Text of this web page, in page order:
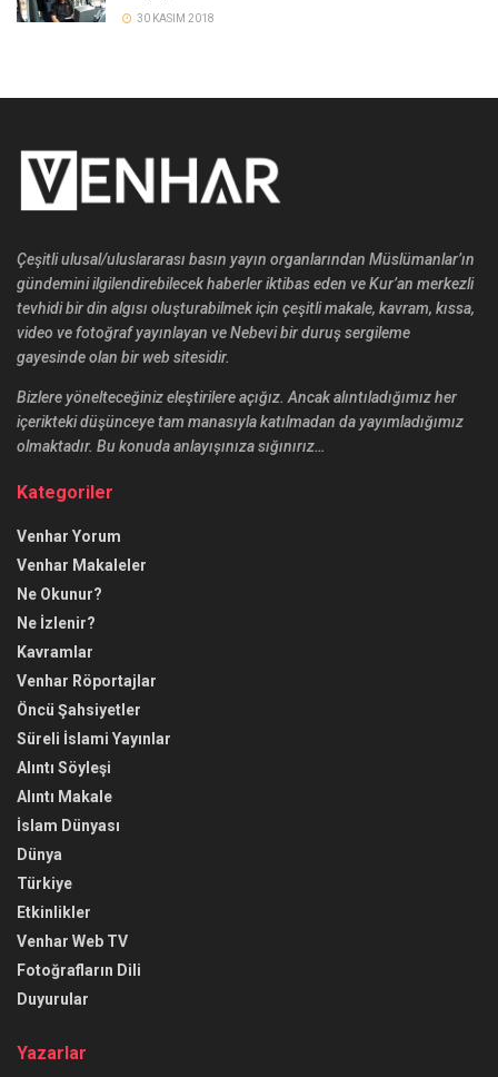
30 KASIM 2018
Çeşitli ulusal/uluslararası basın yayın organlarından Müslümanlar’ın
gündemini ilgilendirebilecek haberler iktibas eden ve Kur’an merkezli
tevhidi bir din algısı oluşturabilmek için çeşitli makale, kavram, kıssa,
video ve fotoğraf yayınlayan ve Nebevi bir duruş sergileme
gayesinde olan bir web sitesidir.
Bizlere yönelteceğiniz eleştirilere açığız. Ancak alıntıladığımız her
içerikteki düşünceye tam manasıyla katılmadan da yayımladığımız
olmaktadır. Bu konuda anlayışınıza sığınırız…
Kategoriler
Venhar Yorum
Venhar Makaleler
Ne Okunur?
Ne İzlenir?
Kavramlar
Venhar Röportajlar
Öncü Şahsiyetler
Süreli İslami Yayınlar
Alıntı Söyleşi
Alıntı Makale
İslam Dünyası
Dünya
Türkiye
Etkinlikler
Venhar Web TV
Fotoğrafların Dili
Duyurular
Yazarlar